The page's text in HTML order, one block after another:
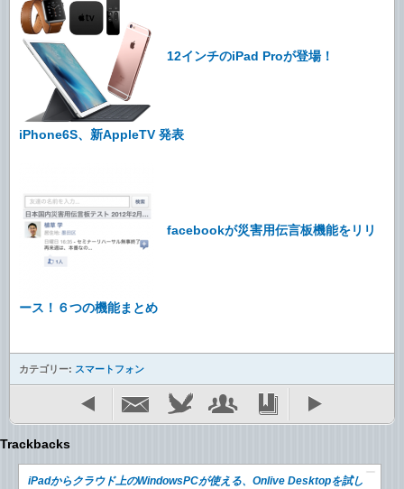
12インチのiPad Proが登場！
iPhone6S、新AppleTV 発表
facebookが災害用伝言板機能をリリ
ース！６つの機能まとめ
カテゴリー: スマートフォン
Trackbacks
iPadからクラウド上のWindowsPCが使える、Onlive Desktopを試し